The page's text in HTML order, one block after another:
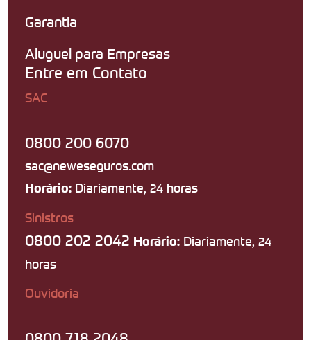
Garantia
Aluguel para Empresas
Entre em Contato
SAC
0800 200 6070
sac@neweseguros.com
Horário: Diariamente, 24 horas
Sinistros
0800 202 2042 Horário: Diariamente, 24
horas
Ouvidoria